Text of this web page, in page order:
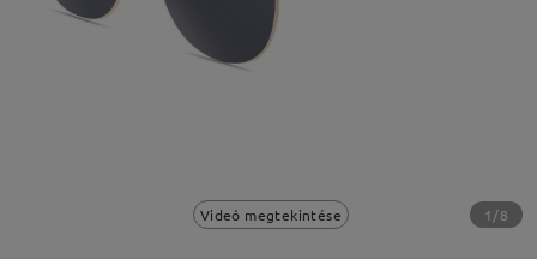
Videó megtekintése 1/8